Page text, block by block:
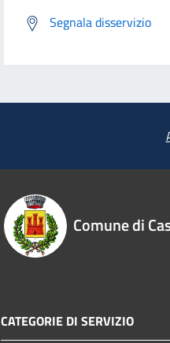
Segnala disservizio
Comune di
CATEGORIE DI SERVIZIO